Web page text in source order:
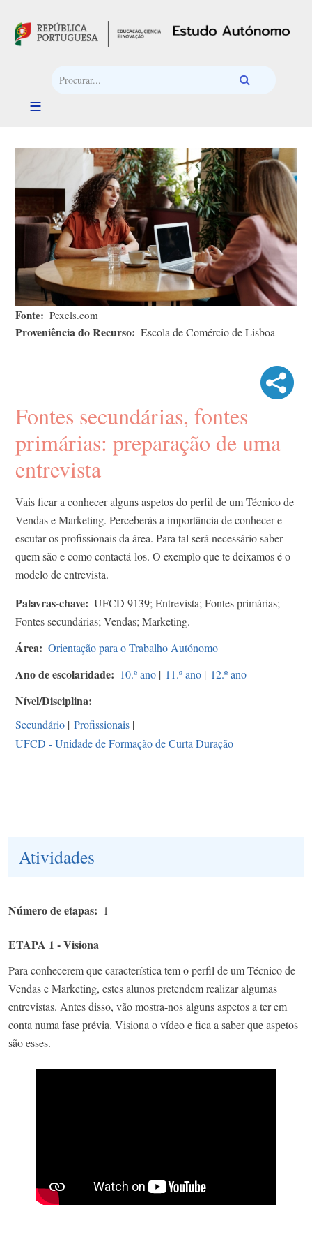
Fonte Pexels.com
Proveniência do Recurso Escola de Comércio de Lisboa
Fontes secundárias, fontes
primárias: preparação de uma
entrevista
Vais ficar a conhecer alguns aspetos do perfil de um Técnico de
Vendas e Marketing. Perceberás a importância de conhecer e
escutar os profissionais da área. Para tal será necessário saber
quem são e como contactá-los. O exemplo que te deixamos é o
modelo de entrevista.
Palavras-chave
UFCD 9139; Entrevista; Fontes primárias;
Fontes secundárias; Vendas; Marketing.
Área Orientação para o Trabalho Autónomo
Ano de escolaridade 10.º ano | 11.º ano | 12.º ano
Nível/Disciplina
Secundário | Profissionais |
UFCD - Unidade de Formação de Curta Duração
Atividades
Número de etapas 1
ETAPA 1 - Visiona
Para conhecerem que característica tem o perfil de um Técnico de
Vendas e Marketing, estes alunos pretendem realizar algumas
entrevistas. Antes disso, vão mostra-nos alguns aspetos a ter em
conta numa fase prévia. Visiona o vídeo e fica a saber que aspetos
são esses.